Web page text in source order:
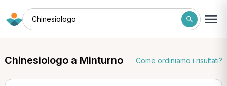
Chinesiologo
Chinesiologo a Minturno Come ordiniamo i risultati?